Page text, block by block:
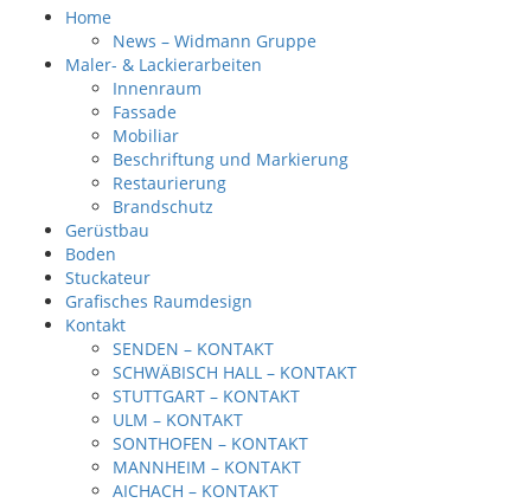
Home
News – Widmann Gruppe
Maler- & Lackierarbeiten
Innenraum
Fassade
Mobiliar
Beschriftung und Markierung
Restaurierung
Brandschutz
Gerüstbau
Boden
Stuckateur
Grafisches Raumdesign
Kontakt
SENDEN – KONTAKT
SCHWÄBISCH HALL – KONTAKT
STUTTGART – KONTAKT
ULM – KONTAKT
SONTHOFEN – KONTAKT
MANNHEIM – KONTAKT
AICHACH – KONTAKT